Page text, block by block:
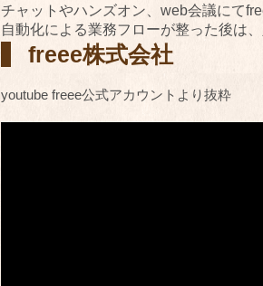
チャットやハンズオン、web会議にて
自動化による業務フローが整った後は
freee株式会社
youtube freee公式アカウントより抜粋